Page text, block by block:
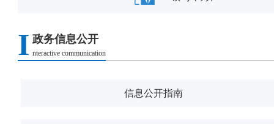
I 政务信息公开
nteractive communication
信息公开指南